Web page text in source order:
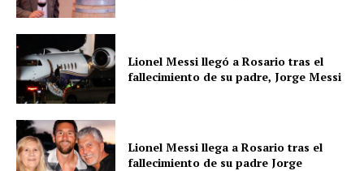
Lionel Messi llegó a Rosario tras el
fallecimiento de su padre, Jorge Messi
Lionel Messi llega a Rosario tras el
fallecimiento de su padre Jorge